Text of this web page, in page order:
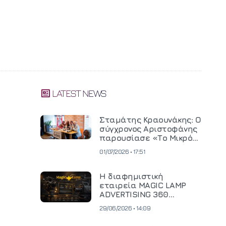
LATEST NEWS
Σταμάτης Κραουνάκης: Ο
σύγχρονος Αριστοφάνης
παρουσίασε «Το Μικρό
01/07/2026 • 17:51
Η διαφημιστική
εταιρεία MAGIC LAMP
ADVERTISING 360
κινηματογραφική
29/06/2026 • 14:09